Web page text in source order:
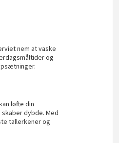
nem at vaske
og
løfte din
dybde. Med
tallerkener og